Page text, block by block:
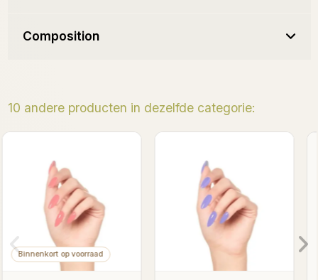
Composition
10 andere producten in dezelfde categorie: